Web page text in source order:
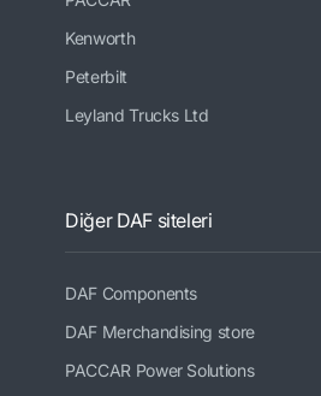
Kenworth
Peterbilt
Leyland Trucks Ltd
Diğer DAF siteleri
DAF Components
DAF Merchandising store
PACCAR Power Solutions